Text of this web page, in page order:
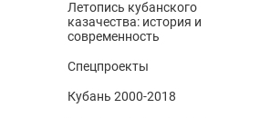
Летопись кубанского
казачества: история и
современность
Спецпроекты
Кубань 2000-2018